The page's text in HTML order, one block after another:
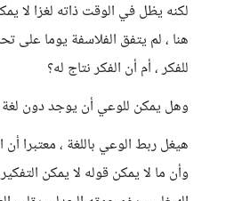
لكنه يظل في الوقت ذاته لغزا لا
هنا ، لم يتفق الفلاسفة يوما على
للفكر ، أم أن الفكر نتاج له؟
وهل يمكن للوعي أن يوجد دون لغة
هيغل ربط الوعي باللغة ، معتبرا أن
وأن ما لا يمكن قوله لا يمكن